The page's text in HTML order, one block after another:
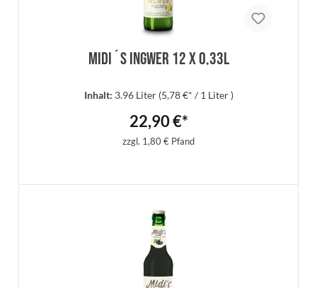
Midi´s Ingwer 12 x 0,33l
Inhalt: 3.96 Liter (5,78 €* / 1 Liter )
22,90 €*
zzgl. 1,80 € Pfand
Details